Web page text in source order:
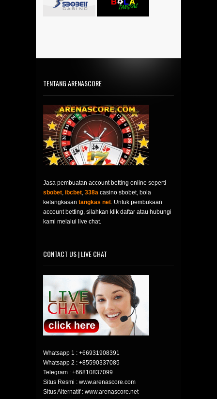
TENTANG ARENASCORE
Jasa pembuatan account betting online seperti
sbobet, ibcbet, 338a casino sbobet, bola
ketangkasan tangkas net. Untuk pembukaan
account betting, silahkan klik daftar atau hubungi
kami melalui live chat.
CONTACT US | LIVE CHAT
Whatsapp 1 : +66931908391
Whatsapp 2 : +85590337085
Telegram : +66810837099
Situs Resmi : www.arenascore.com
Situs Alternatif : www.arenascore.net